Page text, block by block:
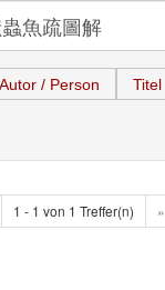
Autor / Person Titel
Dropdown
1 - 1 von 1 Treffer(n) »